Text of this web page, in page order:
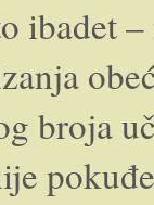
ibadet
broja